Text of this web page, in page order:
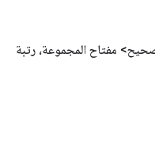
مفتاح المجموعة، رتبة